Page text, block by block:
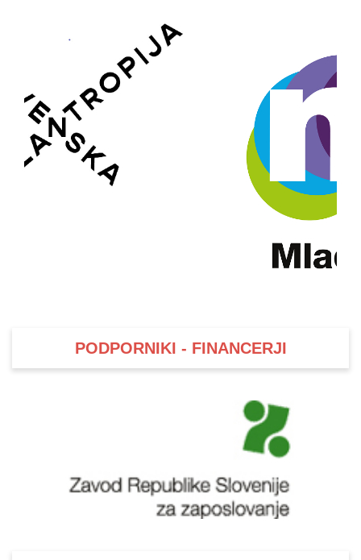
PODPORNIKI - FINANCERJI